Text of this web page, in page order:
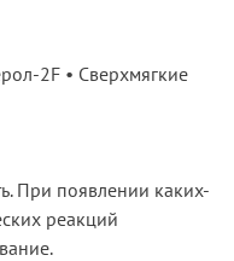
2F • Сверхмягкие
При появлении каких-
реакций